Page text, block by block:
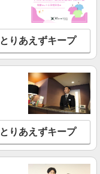
とりあえずキープ
とりあえずキープ